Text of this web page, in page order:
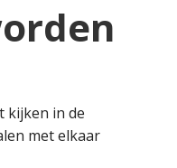
kijken in de
met elkaar